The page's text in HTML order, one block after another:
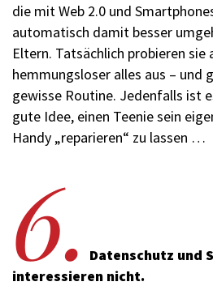
die mit Web 2.0 und
automatisch damit besser
Eltern. Tatsächlich probieren sie
hemmungsloser alles aus – und
gewisse Routine. Jedenfalls ist
gute Idee, einen Teenie sein
Handy „reparieren“ zu lassen …
6.
Datenschutz und
interessieren nicht.